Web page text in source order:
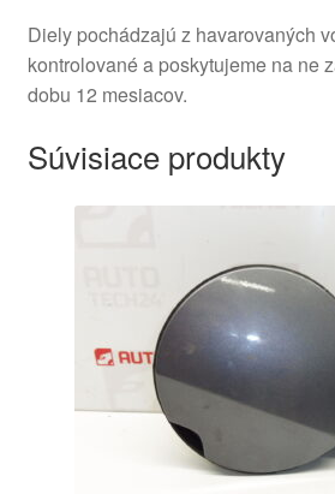
Diely pochádzajú z havarovaných
kontrolované a poskytujeme na ne
dobu 12 mesiacov.
Súvisiace produkty